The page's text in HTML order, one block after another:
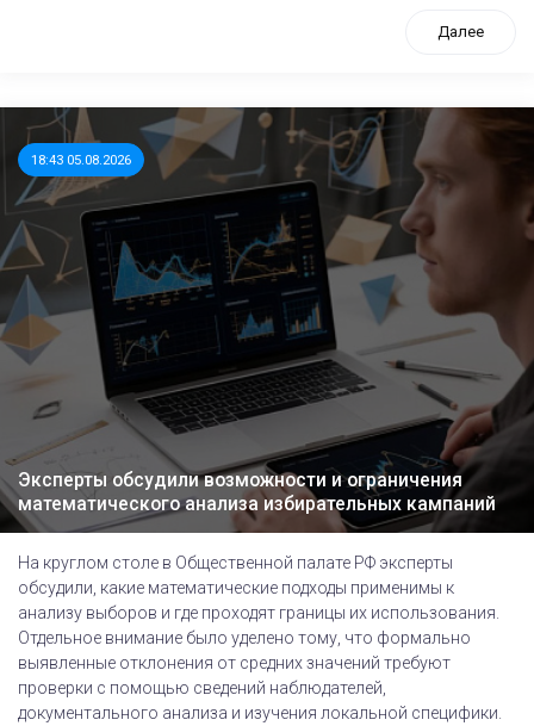
Далее
18:43 05.08.2026
Эксперты обсудили возможности и ограничения
математического анализа избирательных кампаний
На круглом столе в Общественной палате РФ эксперты
обсудили, какие математические подходы применимы к
анализу выборов и где проходят границы их использования.
Отдельное внимание было уделено тому, что формально
выявленные отклонения от средних значений требуют
проверки с помощью сведений наблюдателей,
документального анализа и изучения локальной специфики.